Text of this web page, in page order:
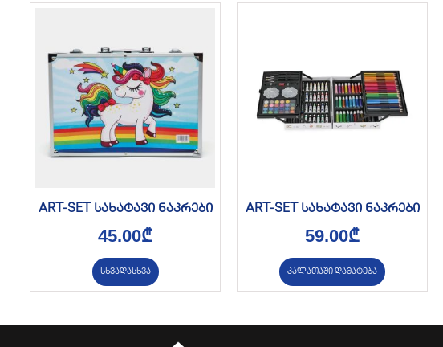
ART-SET სახატავი ნაკრები
45.00₾
სხვადასხვა
ART-SET სახატავი ნაკრები
59.00₾
კალათაში დამატება